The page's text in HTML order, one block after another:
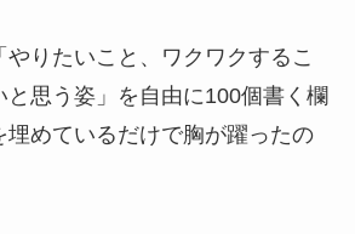
りたいこと、ワクワクするこ
と思う姿」を自由に100個書く欄
埋めているだけで胸が躍ったの